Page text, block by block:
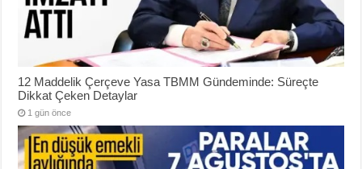
12 Maddelik Çerçeve Yasa TBMM Gündeminde: Süreçte
Dikkat Çeken Detaylar
1 gün önce